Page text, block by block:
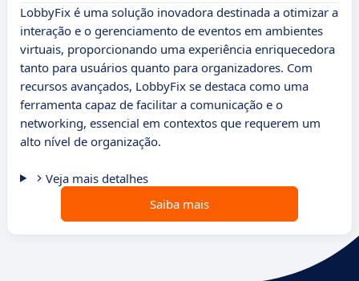
LobbyFix é uma solução inovadora destinada a otimizar a
interação e o gerenciamento de eventos em ambientes
virtuais, proporcionando uma experiência enriquecedora
tanto para usuários quanto para organizadores. Com
recursos avançados, LobbyFix se destaca como uma
ferramenta capaz de facilitar a comunicação e o
networking, essencial em contextos que requerem um
alto nível de organização.
Veja mais detalhes
Saiba mais